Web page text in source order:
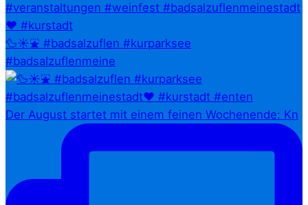
🦆☀️⛲ #badsalzuflen #kurparksee
#badsalzuflenmeine
Der August startet mit einem feinen Wochenende: Kn